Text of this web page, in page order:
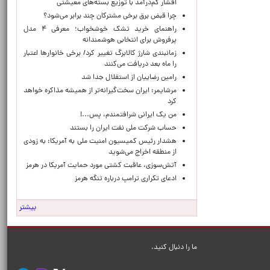
اقشار کم‌درآمد با توزیع بسته‌های معیشتی
چرا قبض برق برخی مشترکان چند برابر می‌شود؟
راهنمای خرید تشک خوشخواب؛ معرفی ۴ مدل
پرفروش برای انتخابی هوشمندانه
زمانبندی شارژ کالابرگ تغییر کرد/ برخی خانوارها اعتبار
را ماه بعد دریافت می‌کنند
رامین رضاییان از استقلال جدا شد
مرشایمر: ایران سخت‌گیرانه‌تر از همیشه مذاکره خواهد
کرد
من یک ایرانی شرافتمندم، پس...!
حساب‌ شرکت ملی نفت ایران را بستند
هشدار رئیس کمیسیون امنیت ملی به آمریکا: به زودی
از منطقه اخراج می‌شوید
آتش‌سوزی، عاقبت کشتی مورد حمایت آمریکا در هرمز
ادعای تکراری ترامپ درباره تنگه هرمز
بیشتر
ما را دنبال کنید.